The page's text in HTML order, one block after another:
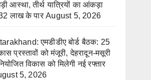
आस्था, तीर्थ यात्रियों का आंकड़ा
लाख के पार August 5, 2026
एमडीडीए बोर्ड बैठक: 25
प्रस्तावों को मंजूरी, देहरादून-मसूरी
विकास को मिलेगी नई रफ्तार
5, 2026